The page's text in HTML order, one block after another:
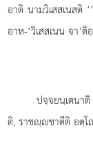
อาติ นามวิเสสเนสติ
อาห-‘วิเสสเนน จา’
ปจฺจยนฺเตนา
ติ, ราชฺชาตีติ อตฺ